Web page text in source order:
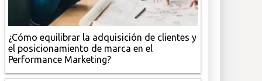
¿Cómo equilibrar la adquisición de clientes y
el posicionamiento de marca en el
Performance Marketing?